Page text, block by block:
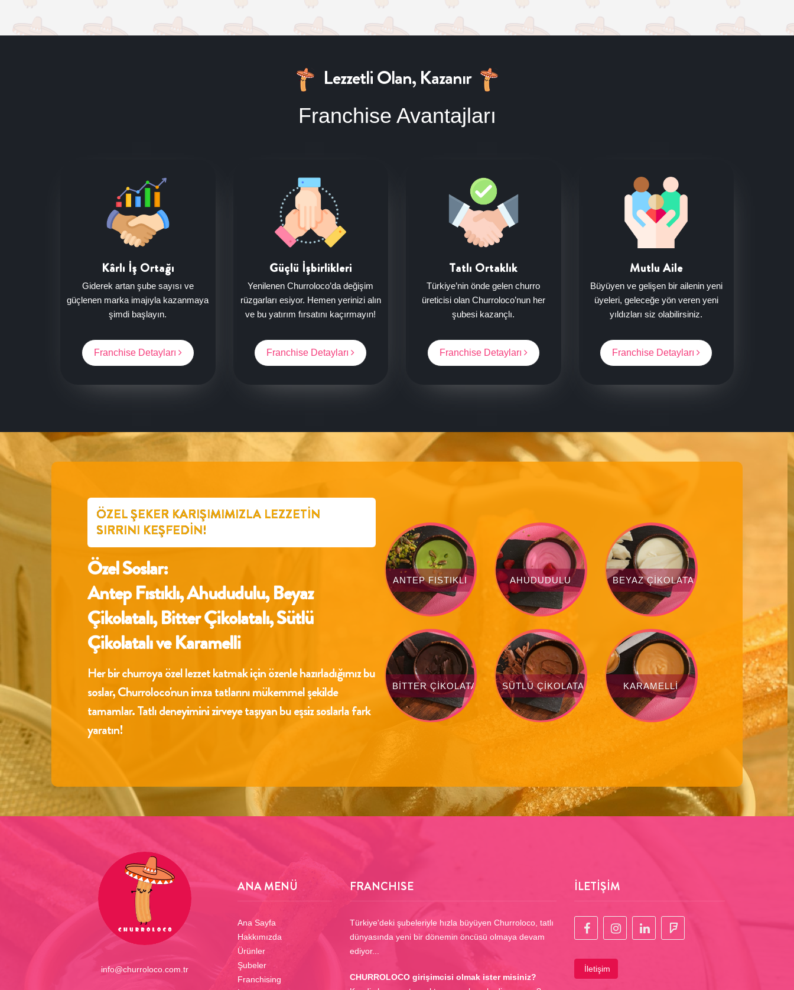
maliyetlerle restoran
giderlerini düşürerek ek
bir kazanç elde
seçenek sunmaktadır.
Lezzetli Olan, Kazanır
Franchise Avantajları
Kârlı İş Ortağı
Giderek artan şube sayısı ve
güçlenen marka imajıyla kazanmaya
şimdi başlayın.
Franchise Detayları
Güçlü İşbirlikleri
Yenilenen Churroloco’da değişim
rüzgarları esiyor. Hemen yerinizi alın
ve bu yatırım fırsatını kaçırmayın!
Franchise Detayları
Tatlı Ortaklık
Türkiye’nin önde gelen churro
üreticisi olan Churroloco’nun her
şubesi kazançlı.
Franchise Detayları
Mutlu Aile
Büyüyen ve gelişen bir ailenin yeni
üyeleri, geleceğe yön veren yeni
yıldızları siz olabilirsiniz.
Franchise Detayları
ÖZEL ŞEKER KARIŞIMIMIZLA LEZZETIN
SIRRINI KEŞFEDIN!
Özel Soslar:
Antep Fıstıklı, Ahududulu, Beyaz
Çikolatalı, Bitter Çikolatalı, Sütlü
Çikolatalı ve Karamelli
Her bir churroya özel lezzet katmak için özenle hazırladığımız bu
soslar, Churroloco'nun imza tatlarını mükemmel şekilde
tamamlar. Tatlı deneyimini zirveye taşıyan bu eşsiz soslarla fark
yaratın!
ANTEP FISTIKLI AHUDUDULU BEYAZ ÇIKOLATALI
BITTER ÇIKOLATALI SÜTLÜ ÇIKOLATALI KARAMELLI
info@churroloco.com.tr
ANA MENÜ
Ana Sayfa
Hakkımızda
Ürünler
Şubeler
Franchising
FRANCHISE
Türkiye'deki şubeleriyle hızla büyüyen Churroloco, tatlı
dünyasında yeni bir dönemin öncüsü olmaya devam
ediyor...
CHURROLOCO girişimcisi olmak ister misiniz?
İLETİŞİM
İletişim